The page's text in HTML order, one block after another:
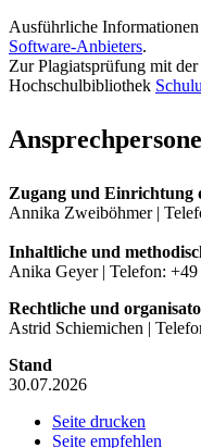
Ausführliche
Software-Anbieters.
Zur Plagiatsprüfung mit
Hochschulbibliothek
Zugang und Einrichtung
Annika Zweiböhmer |
Inhaltliche und
Anika Geyer | Telefon:
Rechtliche und
Astrid Schiemichen |
Stand
30.07.2026
Seite drucken
Seite empfehlen